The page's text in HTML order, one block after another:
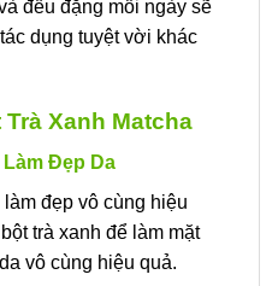
đều đặng mỗi ngày sẽ
dụng tuyệt vời khác
Xanh Matcha
Đẹp Da
đẹp vô cùng hiệu
trà xanh để làm mặt
vô cùng hiệu quả.